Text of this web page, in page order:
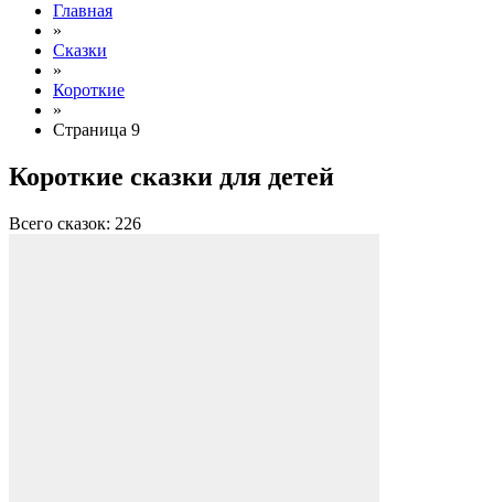
Главная
»
Сказки
»
Короткие
»
Страница 9
Короткие сказки для детей
Всего сказок: 226